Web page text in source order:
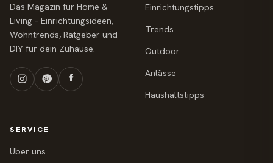
Das Magazin für Home &
Living – Einrichtungsideen,
Wohntrends, Ratgeber und
DIY für dein Zuhause.
Einrichtungstipps
Trends
Outdoor
Anlässe
Haushaltstipps
SERVICE
Über uns